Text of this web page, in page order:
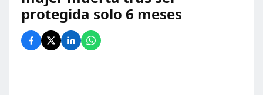
protegida solo 6 meses